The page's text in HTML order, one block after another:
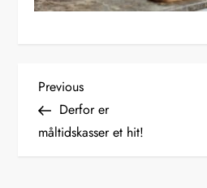
I
n
Previous
Post
Previous
Derfor er
måltidskasser et hit!